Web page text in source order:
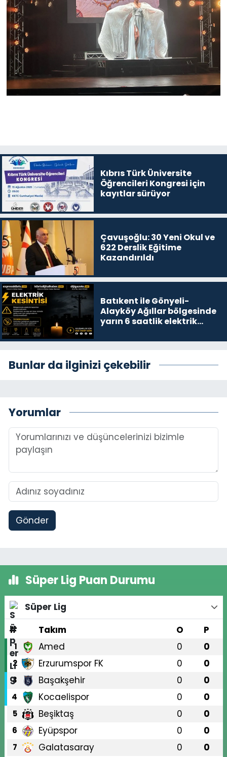
Kıbrıs Türk Üniversite
Öğrencileri Kongresi için
kayıtlar sürüyor
Çavuşoğlu: 30 Yeni Okul ve
622 Derslik Eğitime
Kazandırıldı
Batıkent ile Gönyeli-
Alayköy Ağıllar bölgesinde
yarın 6 saatlik elektrik
Bunlar da ilginizi çekebilir
Yorumlar
Gönder
Süper Lig Puan Durumu
Süper Lig
#
Takım O P
1 Amed 0 0
2 Erzurumspor FK 0 0
3 Başakşehir 0 0
4 Kocaelispor 0 0
5 Beşiktaş 0 0
6 Eyüpspor 0 0
7 Galatasaray 0 0